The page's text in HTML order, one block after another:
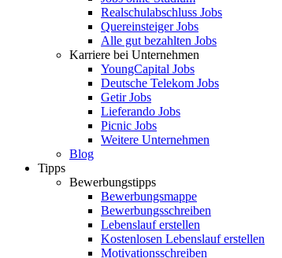
Realschulabschluss Jobs
Quereinsteiger Jobs
Alle gut bezahlten Jobs
Karriere bei Unternehmen
YoungCapital Jobs
Deutsche Telekom Jobs
Getir Jobs
Lieferando Jobs
Picnic Jobs
Weitere Unternehmen
Blog
Tipps
Bewerbungstipps
Bewerbungsmappe
Bewerbungsschreiben
Lebenslauf erstellen
Kostenlosen Lebenslauf erstellen
Motivationsschreiben